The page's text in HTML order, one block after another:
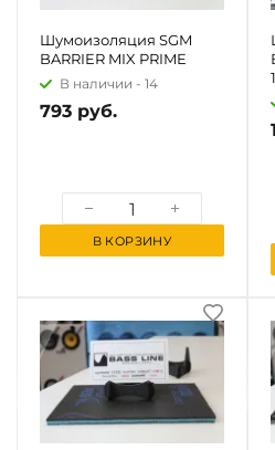
Шумоизоляция SGM
BARRIER MIX PRIME
В наличии - 14
793 руб.
В КОРЗИНУ